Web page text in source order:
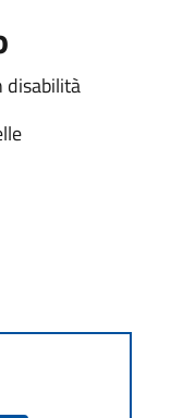
disabilità